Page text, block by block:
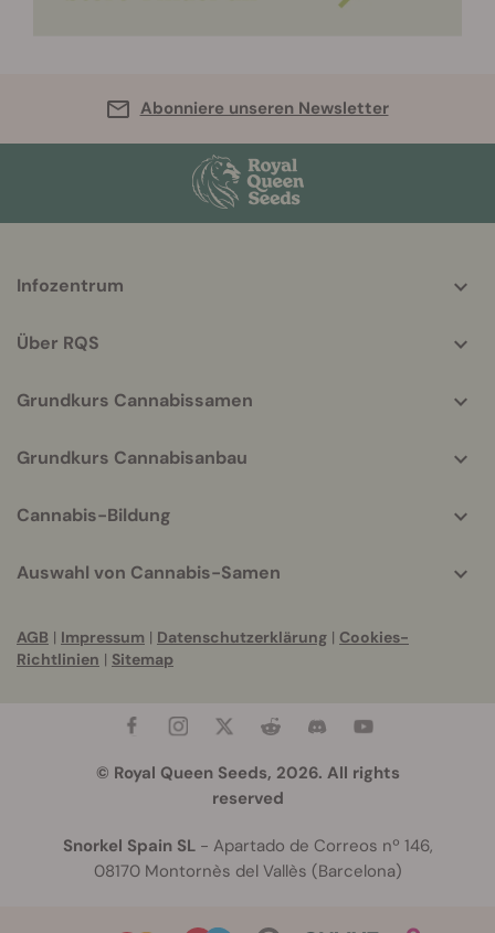
Abonniere unseren Newsletter
helpful
Infozentrum
Über RQS
Grundkurs Cannabissamen
Grundkurs Cannabisanbau
Cannabis-Bildung
Auswahl von Cannabis-Samen
AGB | Impressum | Datenschutzerklärung | Cookies-
Richtlinien | Sitemap
© Royal Queen Seeds, 2026. All rights
reserved
Snorkel Spain SL- Apartado de Correos nº 146,
08170 Montornès del Vallès (Barcelona)